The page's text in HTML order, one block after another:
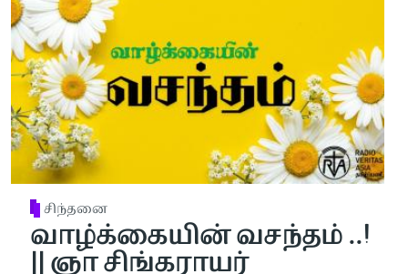
சிந்தனை
வாழ்க்கையின் வசந்தம் ..!
|| ஞா சிங்கராயர்